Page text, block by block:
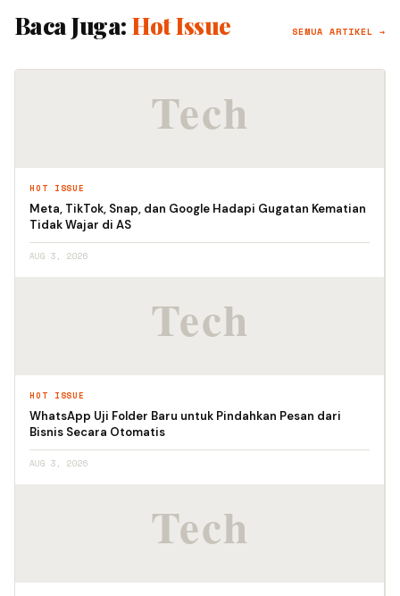
Baca Juga: Hot Issue SEMUA ARTIKEL →
HOT ISSUE
Meta, TikTok, Snap, dan Google Hadapi Gugatan Kematian
Tidak Wajar di AS
AUG 3, 2026
HOT ISSUE
WhatsApp Uji Folder Baru untuk Pindahkan Pesan dari
Bisnis Secara Otomatis
AUG 3, 2026